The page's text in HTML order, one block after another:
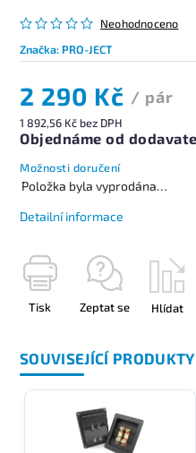
Neohodnoceno
Značka: PRO-JECT
2 290 Kč / pár
1 892,56 Kč bez DPH
Objednáme od
Možnosti doručení
Položka byla vyprodána…
Detailní informace
Tisk Zeptat se Hlídat
SOUVISEJÍCÍ PRODUKTY